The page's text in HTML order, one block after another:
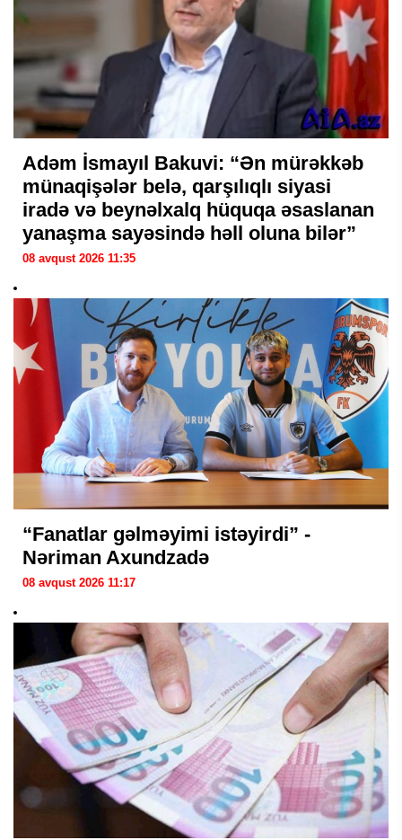
Adəm İsmayıl Bakuvi: “Ən mürəkkəb
münaqişələr belə, qarşılıqlı siyasi
iradə və beynəlxalq hüquqa əsaslanan
yanaşma sayəsində həll oluna bilər”
08 avqust 2026 11:35
“Fanatlar gəlməyimi istəyirdi” -
Nəriman Axundzadə
08 avqust 2026 11:17